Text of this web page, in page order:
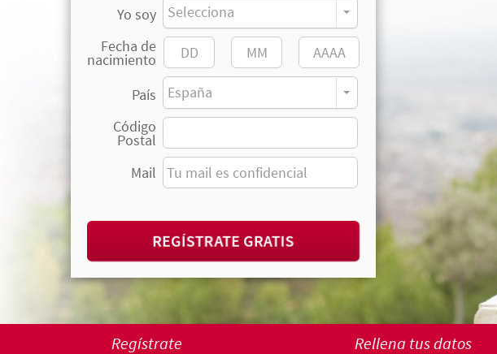
Yo soy
Selecciona
Fecha de
nacimiento
País
España
Código
Postal
Mail
REGÍSTRATE GRATIS
Regístrate
Rellena tus datos